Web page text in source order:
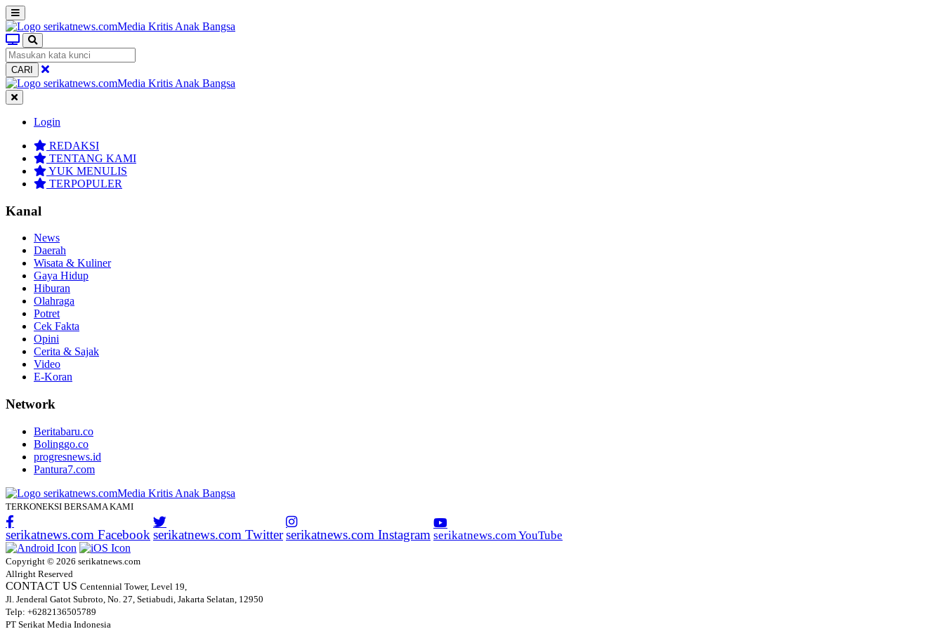
CARI
Login
REDAKSI
TENTANG KAMI
YUK MENULIS
TERPOPULER
Kanal
News
Daerah
Wisata & Kuliner
Gaya Hidup
Hiburan
Olahraga
Potret
Cek Fakta
Opini
Cerita & Sajak
Video
E-Koran
Network
Beritabaru.co
Bolinggo.co
progresnews.id
Pantura7.com
TERKONEKSI BERSAMA KAMI
serikatnews.com Facebook serikatnews.com Twitter serikatnews.com Instagram serikatnews.com YouTube
Copyright © 2026 serikatnews.com
Allright Reserved
CONTACT US Centennial Tower, Level 19,
Jl. Jenderal Gatot Subroto, No. 27, Setiabudi, Jakarta Selatan, 12950
Telp: +6282136505789
PT Serikat Media Indonesia